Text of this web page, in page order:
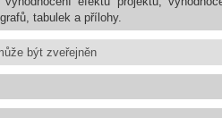
tabulek a přílohy.